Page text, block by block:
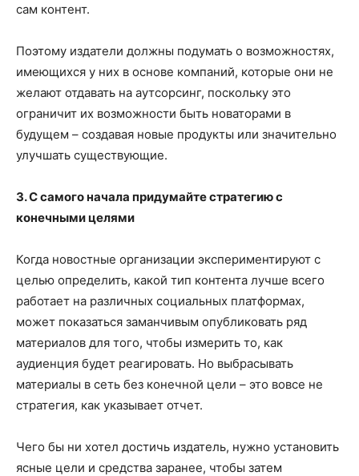
сам контент.
Поэтому издатели должны подумать о возможностях,
имеющихся у них в основе компаний, которые они не
желают отдавать на аутсорсинг, поскольку это
ограничит их возможности быть новаторами в
будущем – создавая новые продукты или значительно
улучшать существующие.
3. С самого начала придумайте стратегию с
конечными целями
Когда новостные организации экспериментируют с
целью определить, какой тип контента лучше всего
работает на различных социальных платформах,
может показаться заманчивым опубликовать ряд
материалов для того, чтобы измерить то, как
аудиенция будет реагировать. Но выбрасывать
материалы в сеть без конечной цели – это вовсе не
стратегия, как указывает отчет.
Чего бы ни хотел достичь издатель, нужно установить
ясные цели и средства заранее, чтобы затем